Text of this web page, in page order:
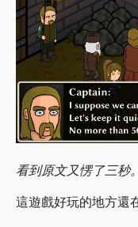
看到原文又愣了三秒。
這遊戲好玩的地方還